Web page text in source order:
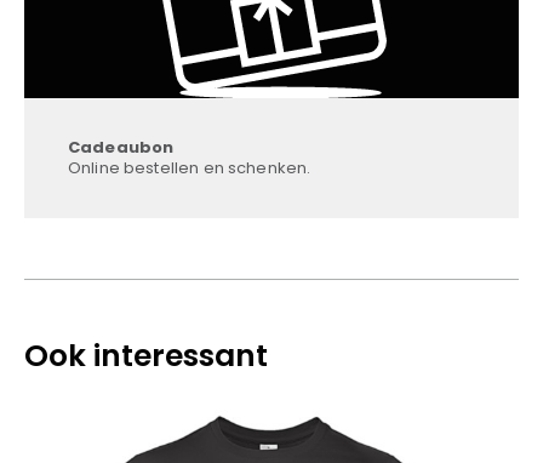
Cadeaubon
Online bestellen en schenken.
Ook interessant